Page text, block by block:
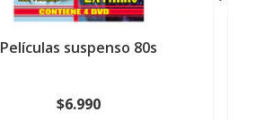
Películas suspenso 80s
$6.990